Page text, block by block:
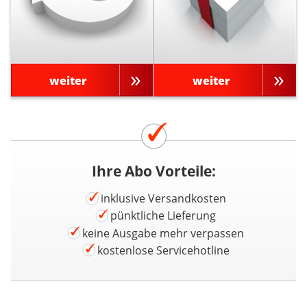
weiter weiter
Ihre Abo Vorteile:
inklusive Versandkosten
pünktliche Lieferung
keine Ausgabe mehr verpassen
kostenlose Servicehotline